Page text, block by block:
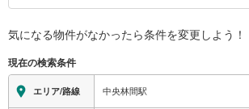
※段差なしでの移動経路
【小田急電鉄】：○
【東急電鉄】：○
エレベータ
気になる物件がなかったら条件を変更しよう！
現在の検索条件
エリア/路線 中央林間駅